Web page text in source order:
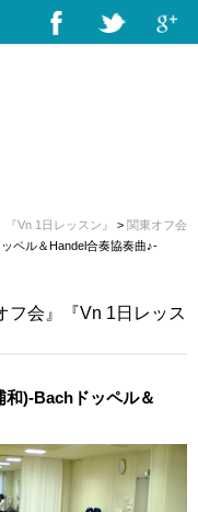
Vn 1日レッスン』 > 関東オフ会
ペル＆Handel合奏協奏曲♪-
フ会』『Vn 1日レッス
和)-Bachドッペル＆